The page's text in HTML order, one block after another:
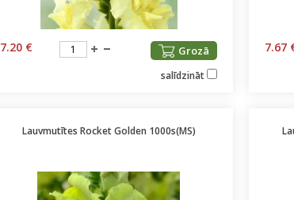
7.20 € Grozā
salīdzināt
7.67
Lauvmutītes Rocket Golden 1000s(MS)